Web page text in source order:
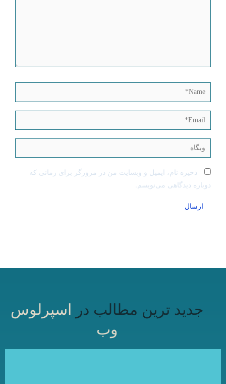
Name*
Email*
وبگاه
ذخیره نام، ایمیل و وبسایت من در مرورگر برای زمانی که
دوباره دیدگاهی می‌نویسم.
جدید ترین مطالب در
اسپرلوس
وب